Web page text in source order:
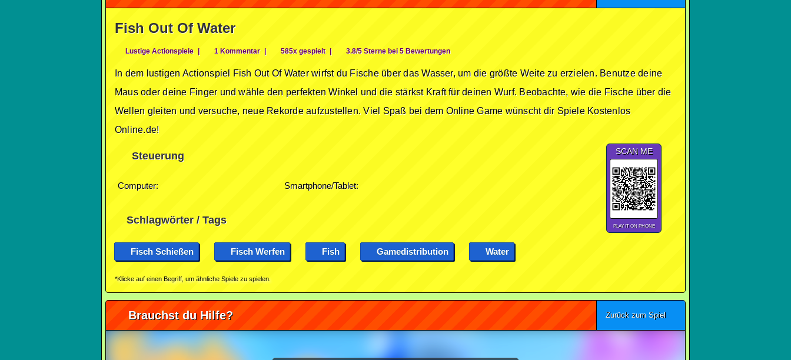
Fish Out Of Water
Lustige Actionspiele | 1 Kommentar | 585x gespielt | 3.8/5 Sterne bei 5 Bewertungen
In dem lustigen Actionspiel Fish Out Of Water wirfst du Fische über das Wasser, um die größte Weite zu erzielen. Benutze deine
Maus oder deine Finger und wähle den perfekten Winkel und die stärkst Kraft für deinen Wurf. Beobachte, wie die Fische über die
Wellen gleiten und versuche, neue Rekorde aufzustellen. Viel Spaß bei dem Online Game wünscht dir Spiele Kostenlos
Online.de!
Steuerung
Computer: Smartphone/Tablet:
SCAN ME
PLAY IT ON PHONE
Schlagwörter / Tags
Fisch Schießen Fisch Werfen Fish Gamedistribution Water
*Klicke auf einen Begriff, um ähnliche Spiele zu spielen.
Brauchst du Hilfe? Zurück zum Spiel